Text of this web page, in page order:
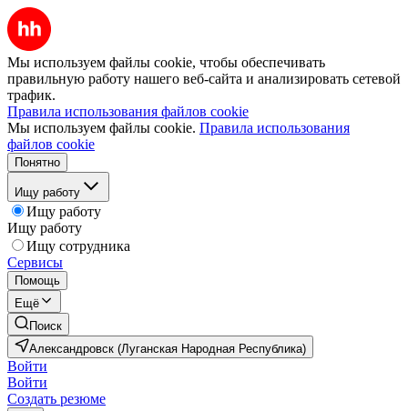
Мы используем файлы cookie, чтобы обеспечивать
правильную работу нашего веб-сайта и анализировать сетевой
трафик.
Правила использования файлов cookie
Мы используем файлы cookie. Правила использования
файлов cookie
Понятно
Ищу работу
Ищу работу
Ищу работу
Ищу сотрудника
Сервисы
Помощь
Ещё
Поиск
Александровск (Луганская Народная Республика)
Войти
Войти
Создать резюме